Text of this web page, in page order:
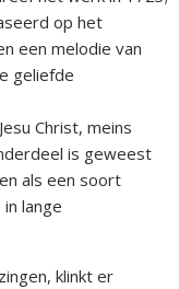
op het
een melodie van
geliefde
Christ, meins
is geweest
als een soort
lange
klinkt er